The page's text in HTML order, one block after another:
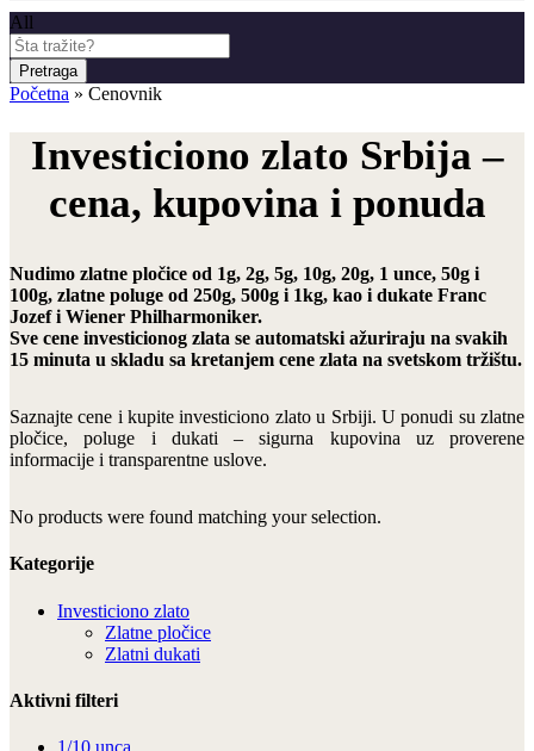
All
Pretraga
Početna » Cenovnik
Investiciono zlato Srbija –
cena, kupovina i ponuda
Nudimo zlatne pločice od 1g, 2g, 5g, 10g, 20g, 1 unce, 50g i
100g, zlatne poluge od 250g, 500g i 1kg, kao i dukate Franc
Jozef i Wiener Philharmoniker.
Sve cene investicionog zlata se automatski ažuriraju na svakih
15 minuta u skladu sa kretanjem cene zlata na svetskom tržištu.
Saznajte cene i kupite investiciono zlato u Srbiji. U ponudi su zlatne
pločice, poluge i dukati – sigurna kupovina uz proverene
informacije i transparentne uslove.
No products were found matching your selection.
Kategorije
Investiciono zlato
Zlatne pločice
Zlatni dukati
Aktivni filteri